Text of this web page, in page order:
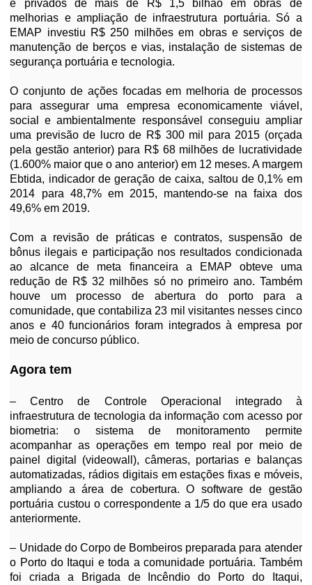
e privados de mais de R$ 1,5 bilhão em obras de
melhorias e ampliação de infraestrutura portuária. Só a
EMAP investiu R$ 250 milhões em obras e serviços de
manutenção de berços e vias, instalação de sistemas de
segurança portuária e tecnologia.
O conjunto de ações focadas em melhoria de processos
para assegurar uma empresa economicamente viável,
social e ambientalmente responsável conseguiu ampliar
uma previsão de lucro de R$ 300 mil para 2015 (orçada
pela gestão anterior) para R$ 68 milhões de lucratividade
(1.600% maior que o ano anterior) em 12 meses. A margem
Ebtida, indicador de geração de caixa, saltou de 0,1% em
2014 para 48,7% em 2015, mantendo-se na faixa dos
49,6% em 2019.
Com a revisão de práticas e contratos, suspensão de
bônus ilegais e participação nos resultados condicionada
ao alcance de meta financeira a EMAP obteve uma
redução de R$ 32 milhões só no primeiro ano. Também
houve um processo de abertura do porto para a
comunidade, que contabiliza 23 mil visitantes nesses cinco
anos e 40 funcionários foram integrados à empresa por
meio de concurso público.
Agora tem
– Centro de Controle Operacional integrado à
infraestrutura de tecnologia da informação com acesso por
biometria: o sistema de monitoramento permite
acompanhar as operações em tempo real por meio de
painel digital (videowall), câmeras, portarias e balanças
automatizadas, rádios digitais em estações fixas e móveis,
ampliando a área de cobertura. O software de gestão
portuária custou o correspondente a 1/5 do que era usado
anteriormente.
– Unidade do Corpo de Bombeiros preparada para atender
o Porto do Itaqui e toda a comunidade portuária. Também
foi criada a Brigada de Incêndio do Porto do Itaqui,